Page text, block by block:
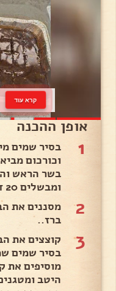
קרא עוד
אופן ההכנה
1
בסיר שמים
וכורכום
בשר הראש
ומבשלים 20 דקות..
2
מסננים את
ברז..
3
קוצצים את
בסיר שמים
מוסיפים את
היטב